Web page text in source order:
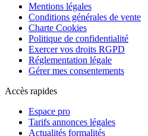
Mentions légales
Conditions générales de vente
Charte Cookies
Politique de confidentialité
Exercer vos droits RGPD
Réglementation légale
Gérer mes consentements
Accès rapides
Espace pro
Tarifs annonces légales
Actualités formalités